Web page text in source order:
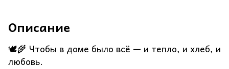
Описание
🕊️🌾 Чтобы в доме было всё — и тепло, и хлеб, и
любовь.